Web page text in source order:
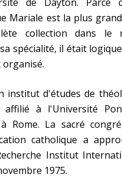
les nœuds
à Jésus par Marie
Marie
Mariale est la plus
collection dans le
spécialité, il était
institut d'études de
à l'Université
Rome. La sacré
catholique a
Institut
1975.